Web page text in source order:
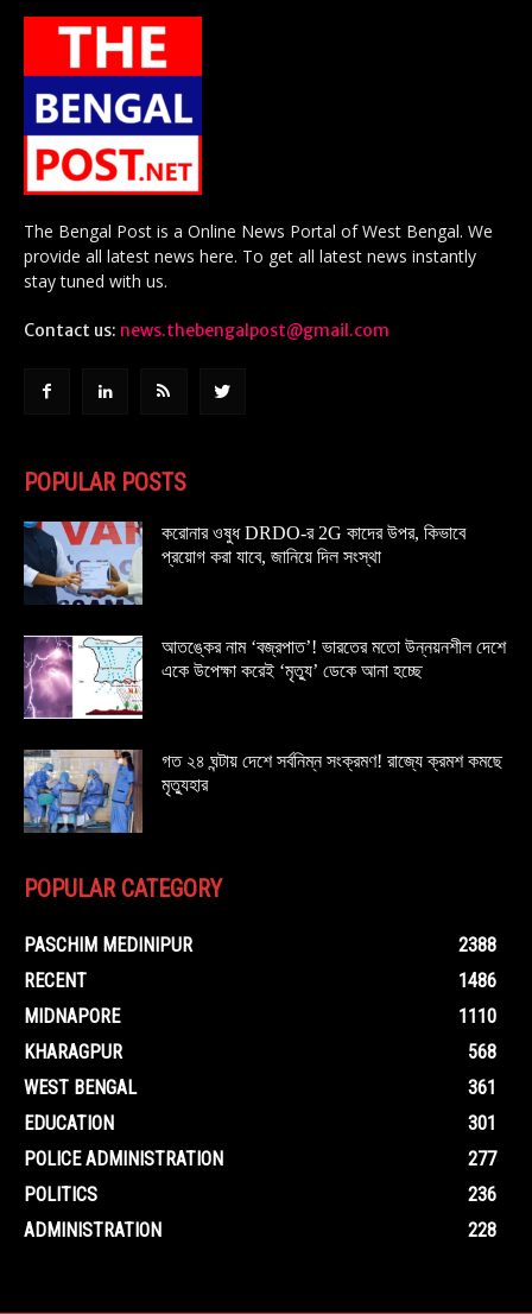
The Bengal Post is a Online News Portal of West Bengal. We
provide all latest news here. To get all latest news instantly
stay tuned with us.
Contact us: news.thebengalpost@gmail.com
POPULAR POSTS
করোনার ওষুধ DRDO-র 2G কাদের উপর, কিভাবে
প্রয়োগ করা যাবে, জানিয়ে দিল সংস্থা
আতঙ্কের নাম ‘বজ্রপাত’! ভারতের মতো উন্নয়নশীল দেশে
একে উপেক্ষা করেই ‘মৃত্যু’ ডেকে আনা হচ্ছে
গত ২৪ ঘন্টায় দেশে সর্বনিম্ন সংক্রমণ! রাজ্যে ক্রমশ কমছে
মৃত্যুহার
POPULAR CATEGORY
PASCHIM MEDINIPUR
2388
RECENT
1486
MIDNAPORE
1110
KHARAGPUR
568
WEST BENGAL
361
EDUCATION
301
POLICE ADMINISTRATION
277
POLITICS
236
ADMINISTRATION
228